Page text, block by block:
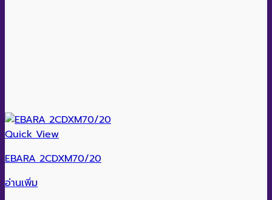
Quick View
EBARA 2CDXM70/20
อ่านเพิ่ม